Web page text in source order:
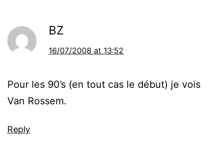
BZ
16/07/2008 at 13:52
Pour les 90’s (en tout cas le début) je vois
Van Rossem.
Reply